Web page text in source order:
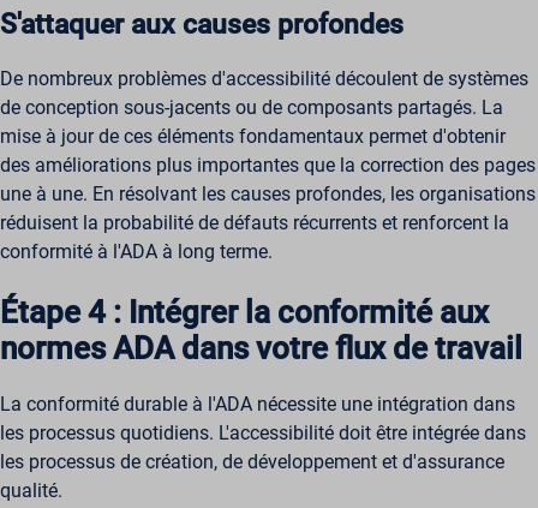
S'attaquer aux causes profondes
De nombreux problèmes d'accessibilité découlent de systèmes
de conception sous-jacents ou de composants partagés. La
mise à jour de ces éléments fondamentaux permet d'obtenir
des améliorations plus importantes que la correction des pages
une à une. En résolvant les causes profondes, les organisations
réduisent la probabilité de défauts récurrents et renforcent la
conformité à l'ADA à long terme.
Étape 4 : Intégrer la conformité aux
normes ADA dans votre flux de travail
La conformité durable à l'ADA nécessite une intégration dans
les processus quotidiens. L'accessibilité doit être intégrée dans
les processus de création, de développement et d'assurance
qualité.